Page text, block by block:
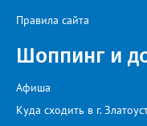
Правила сайта
Шоппинг и
Афиша
Куда сходить в г.